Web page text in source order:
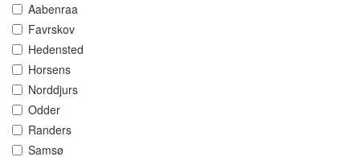
Aabenraa
Favrskov
Hedensted
Horsens
Norddjurs
Odder
Randers
Samsø